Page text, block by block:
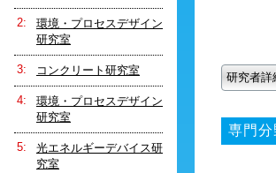
環境・プロセスデザイン
研究室
コンクリート研究室
環境・プロセスデザイン
研究室
光エネルギーデバイス研
究室
研究者詳
専門分